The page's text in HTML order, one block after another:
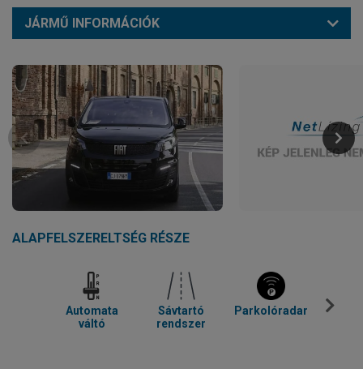
JÁRMŰ INFORMÁCIÓK
ALAPFELSZERELTSÉG RÉSZE
Automata
váltó
Sávtartó
rendszer
Parkolóradar